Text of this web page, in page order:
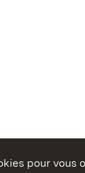
pour vous